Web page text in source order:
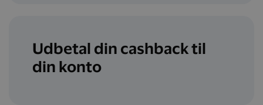
Udbetal din cashback til
din konto